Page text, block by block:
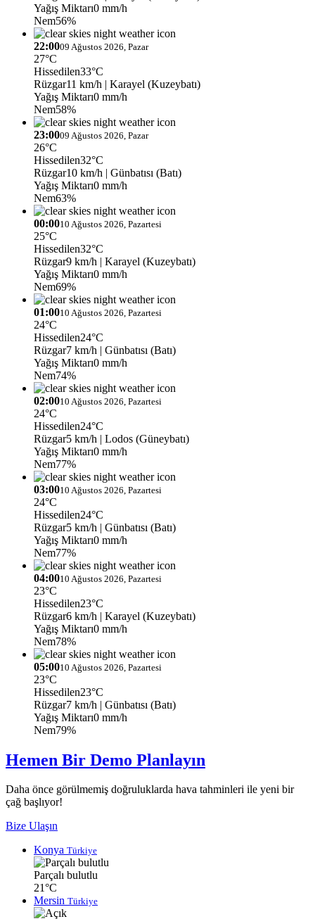
Yağış Miktarı0 mm/h
Nem56%
22:0009 Ağustos 2026, Pazar
27°C
Hissedilen33°C
Rüzgar11 km/h | Karayel (Kuzeybatı)
Yağış Miktarı0 mm/h
Nem58%
23:0009 Ağustos 2026, Pazar
26°C
Hissedilen32°C
Rüzgar10 km/h | Günbatısı (Batı)
Yağış Miktarı0 mm/h
Nem63%
00:0010 Ağustos 2026, Pazartesi
25°C
Hissedilen32°C
Rüzgar9 km/h | Karayel (Kuzeybatı)
Yağış Miktarı0 mm/h
Nem69%
01:0010 Ağustos 2026, Pazartesi
24°C
Hissedilen24°C
Rüzgar7 km/h | Günbatısı (Batı)
Yağış Miktarı0 mm/h
Nem74%
02:0010 Ağustos 2026, Pazartesi
24°C
Hissedilen24°C
Rüzgar5 km/h | Lodos (Güneybatı)
Yağış Miktarı0 mm/h
Nem77%
03:0010 Ağustos 2026, Pazartesi
24°C
Hissedilen24°C
Rüzgar5 km/h | Günbatısı (Batı)
Yağış Miktarı0 mm/h
Nem77%
04:0010 Ağustos 2026, Pazartesi
23°C
Hissedilen23°C
Rüzgar6 km/h | Karayel (Kuzeybatı)
Yağış Miktarı0 mm/h
Nem78%
05:0010 Ağustos 2026, Pazartesi
23°C
Hissedilen23°C
Rüzgar7 km/h | Günbatısı (Batı)
Yağış Miktarı0 mm/h
Nem79%
Hemen Bir Demo Planlayın
Daha önce görülmemiş doğruluklarda hava tahminleri ile yeni bir
çağ başlıyor!
Bize Ulaşın
Konya Türkiye
Parçalı bulutlu
21°C
Mersin Türkiye